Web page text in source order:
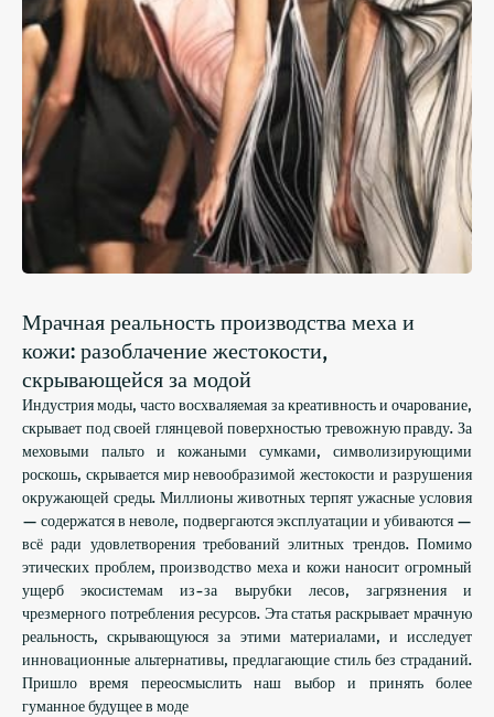
Мрачная реальность производства меха и
кожи: разоблачение жестокости,
скрывающейся за модой
Индустрия моды, часто восхваляемая за креативность и очарование,
скрывает под своей глянцевой поверхностью тревожную правду. За
меховыми пальто и кожаными сумками, символизирующими
роскошь, скрывается мир невообразимой жестокости и разрушения
окружающей среды. Миллионы животных терпят ужасные условия
— содержатся в неволе, подвергаются эксплуатации и убиваются —
всё ради удовлетворения требований элитных трендов. Помимо
этических проблем, производство меха и кожи наносит огромный
ущерб экосистемам из-за вырубки лесов, загрязнения и
чрезмерного потребления ресурсов. Эта статья раскрывает мрачную
реальность, скрывающуюся за этими материалами, и исследует
инновационные альтернативы, предлагающие стиль без страданий.
Пришло время переосмыслить наш выбор и принять более
гуманное будущее в моде